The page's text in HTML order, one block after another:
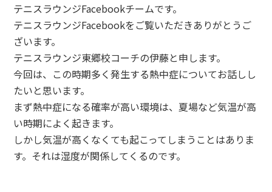
テニスラウンジFacebookチームです。
テニスラウンジFacebookをご覧いただきありがとうご
ざいます。
テニスラウンジ東郷校コーチの伊藤と申します。
今回は、この時期多く発生する熱中症についてお話しし
たいと思います。
まず熱中症になる確率が高い環境は、夏場など気温が高
い時期によく起きます。
しかし気温が高くなくても起こってしまうことはありま
す。それは湿度が関係してくるのです。